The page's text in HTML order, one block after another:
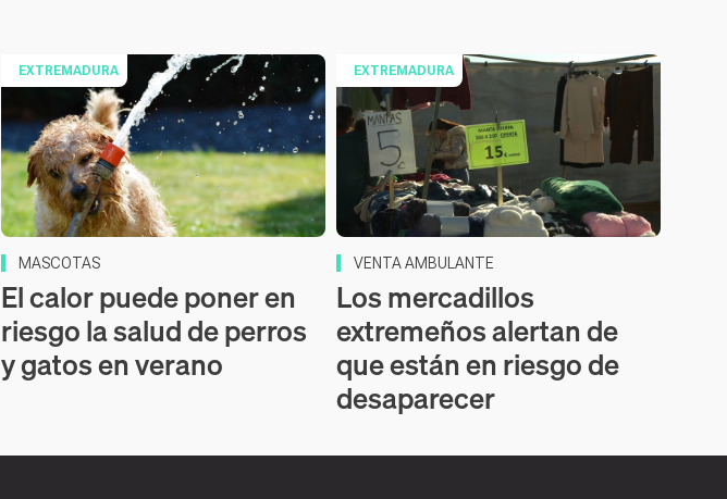
EXTREMADURA
MASCOTAS
El calor puede poner en
riesgo la salud de perros
y gatos en verano
EXTREMADURA
VENTA AMBULANTE
Los mercadillos
extremeños alertan de
que están en riesgo de
desaparecer